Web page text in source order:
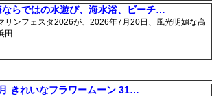
ならではの水遊び、海水浴、ビーチ…
リンフェスタ2026が、2026年7月20日、風光明媚な高
田…
きれいなフラワームーン 31…